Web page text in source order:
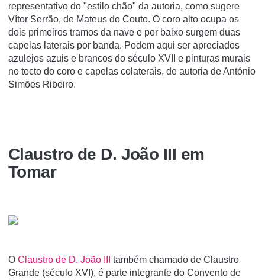
representativo do "estilo chão" da autoria, como sugere
Vítor Serrão, de Mateus do Couto. O coro alto ocupa os
dois primeiros tramos da nave e por baixo surgem duas
capelas laterais por banda. Podem aqui ser apreciados
azulejos azuis e brancos do século XVII e pinturas murais
no tecto do coro e capelas colaterais, de autoria de António
Simões Ribeiro.
Claustro de D. João III em
Tomar
O Claustro de D. João III também chamado de Claustro
Grande (século XVI), é parte integrante do Convento de